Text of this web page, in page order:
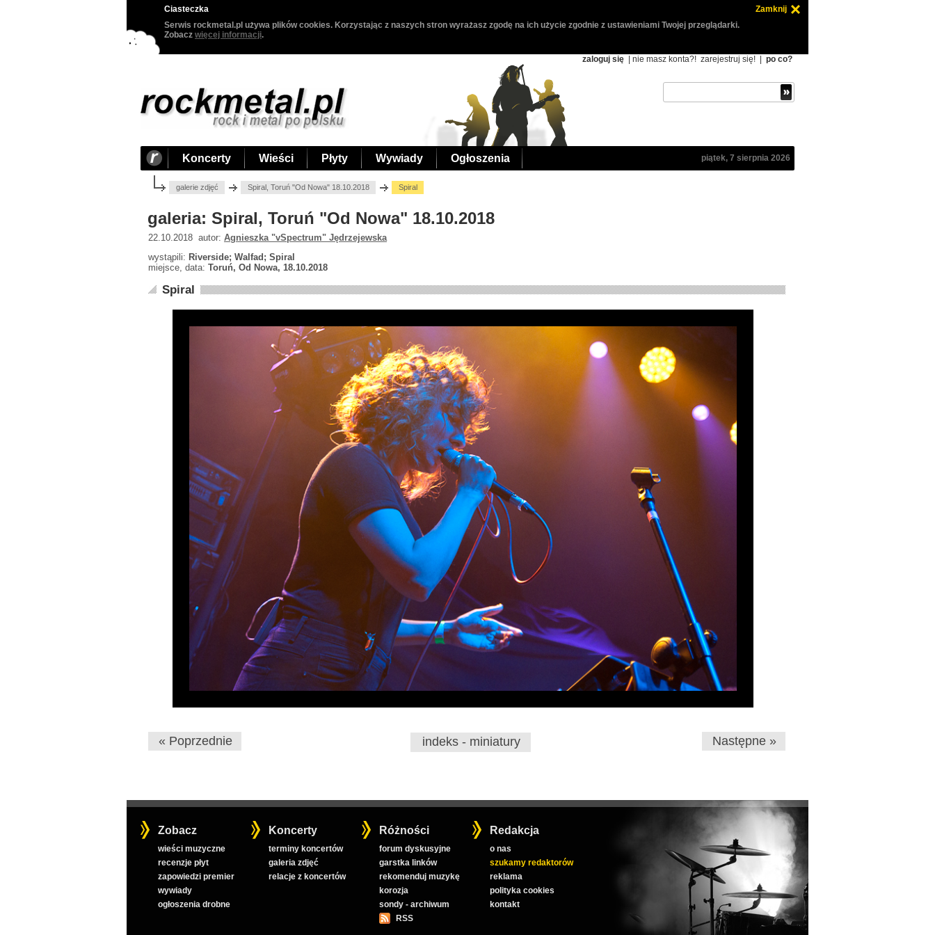
Ciasteczka
Zamknij
Serwis rockmetal.pl używa plików cookies. Korzystając z naszych stron wyrażasz zgodę na ich użycie zgodnie z ustawieniami Twojej przeglądarki.
Zobacz więcej informacji.
zaloguj się | nie masz konta?! zarejestruj się! po co?
Koncerty Wieści Płyty Wywiady Ogłoszenia piątek, 7 sierpnia 2026
galerie zdjęć Spiral, Toruń "Od Nowa" 18.10.2018 Spiral
galeria: Spiral, Toruń "Od Nowa" 18.10.2018
22.10.2018 autor: Agnieszka "vSpectrum" Jędrzejewska
wystąpili: Riverside; Walfad; Spiral
miejsce, data: Toruń, Od Nowa, 18.10.2018
Spiral
« Poprzednie indeks - miniatury Następne »
Zobacz
wieści muzyczne
recenzje płyt
zapowiedzi premier
wywiady
ogłoszenia drobne
Koncerty
terminy koncertów
galeria zdjęć
relacje z koncertów
Różności
forum dyskusyjne
garstka linków
rekomenduj muzykę
korozja
sondy - archiwum
RSS
Redakcja
o nas
szukamy redaktorów
reklama
polityka cookies
kontakt